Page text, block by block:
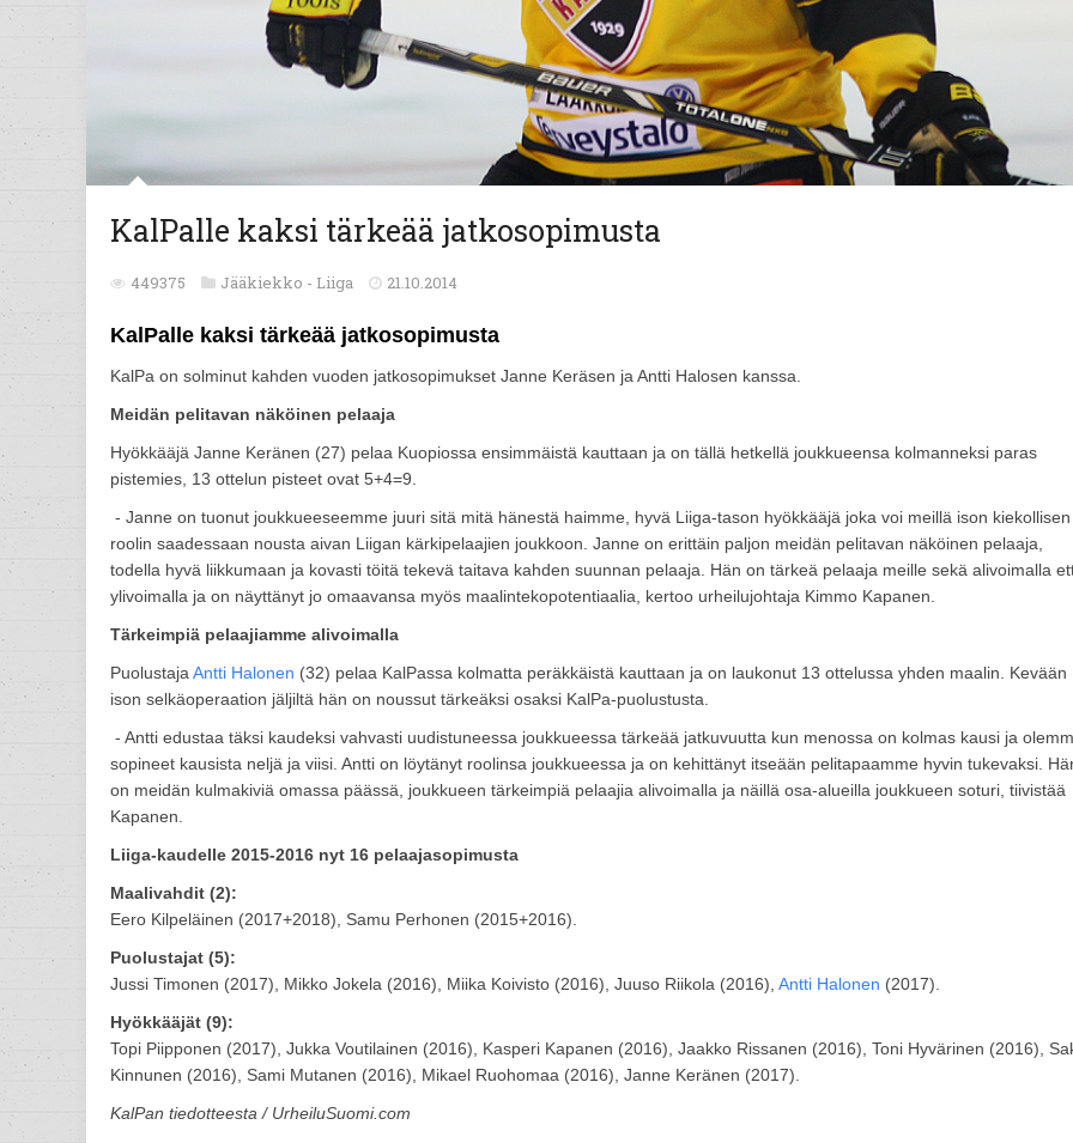
KalPalle kaksi tärkeää jatkosopimusta
449375 Jääkiekko - Liiga 21.10.2014
KalPalle kaksi tärkeää jatkosopimusta
KalPa on solminut kahden vuoden jatkosopimukset Janne Keräsen ja Antti Halosen kanssa.
Meidän pelitavan näköinen pelaaja
Hyökkääjä Janne Keränen (27) pelaa Kuopiossa ensimmäistä kauttaan ja on tällä hetkellä joukkueensa kolmanneksi paras
pistemies, 13 ottelun pisteet ovat 5+4=9.
- Janne on tuonut joukkueeseemme juuri sitä mitä hänestä haimme, hyvä Liiga-tason hyökkääjä joka voi meillä ison kiekollisen
roolin saadessaan nousta aivan Liigan kärkipelaajien joukkoon. Janne on erittäin paljon meidän pelitavan näköinen pelaaja,
todella hyvä liikkumaan ja kovasti töitä tekevä taitava kahden suunnan pelaaja. Hän on tärkeä pelaaja meille sekä alivoimalla
ylivoimalla ja on näyttänyt jo omaavansa myös maalintekopotentiaalia, kertoo urheilujohtaja Kimmo Kapanen.
Tärkeimpiä pelaajiamme alivoimalla
Puolustaja Antti Halonen (32) pelaa KalPassa kolmatta peräkkäistä kauttaan ja on laukonut 13 ottelussa yhden maalin. Kevään
ison selkäoperaation jäljiltä hän on noussut tärkeäksi osaksi KalPa-puolustusta.
- Antti edustaa täksi kaudeksi vahvasti uudistuneessa joukkueessa tärkeää jatkuvuutta kun menossa on kolmas kausi ja
sopineet kausista neljä ja viisi. Antti on löytänyt roolinsa joukkueessa ja on kehittänyt itseään pelitapaamme hyvin tukevaksi.
on meidän kulmakiviä omassa päässä, joukkueen tärkeimpiä pelaajia alivoimalla ja näillä osa-alueilla joukkueen soturi, tiivistää
Kapanen.
Liiga-kaudelle 2015-2016 nyt 16 pelaajasopimusta
Maalivahdit (2):
Eero Kilpeläinen (2017+2018), Samu Perhonen (2015+2016).
Puolustajat (5):
Jussi Timonen (2017), Mikko Jokela (2016), Miika Koivisto (2016), Juuso Riikola (2016), Antti Halonen (2017).
Hyökkääjät (9):
Topi Piipponen (2017), Jukka Voutilainen (2016), Kasperi Kapanen (2016), Jaakko Rissanen (2016), Toni Hyvärinen (2016),
Kinnunen (2016), Sami Mutanen (2016), Mikael Ruohomaa (2016), Janne Keränen (2017).
KalPan tiedotteesta / UrheiluSuomi.com